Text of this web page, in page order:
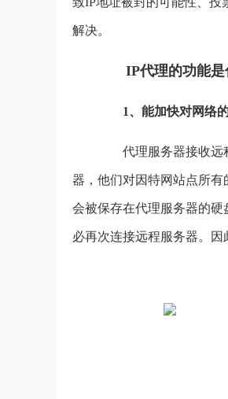
解决。
IP代理的功能是
1、能加快对网络的
代理服务器接收远程
器，他们对因特网站点所
会被保存在代理服务器的
必再次连接远程服务器。因